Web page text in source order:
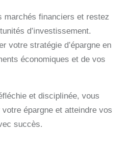
marchés financiers et restez
d’investissement.
votre stratégie d’épargne en
économiques et de vos
et disciplinée, vous
épargne et atteindre vos
succès.